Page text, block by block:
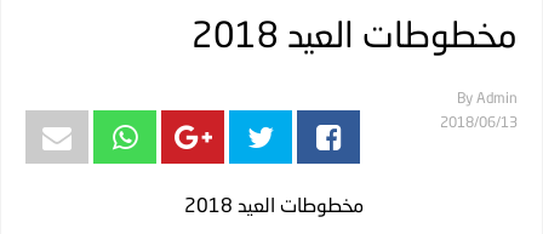
مخطوطات العيد 2018
By Admin
13‏/06‏/2018
مخطوطات العيد 2018